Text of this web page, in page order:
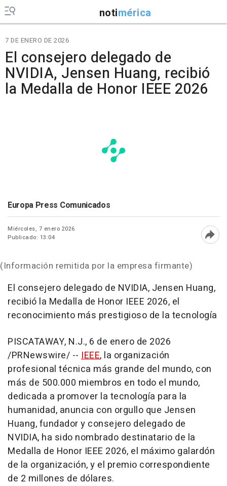
notimérica
7 DE ENERO DE 2026
El consejero delegado de
NVIDIA, Jensen Huang, recibió
la Medalla de Honor IEEE 2026
Europa Press Comunicados
Miércoles, 7 enero 2026
Publicado: 13:04
(Información remitida por la empresa firmante)
El consejero delegado de NVIDIA, Jensen Huang,
recibió la Medalla de Honor IEEE 2026, el
reconocimiento más prestigioso de la tecnología
PISCATAWAY, N.J., 6 de enero de 2026
/PRNewswire/ -- IEEE, la organización
profesional técnica más grande del mundo, con
más de 500.000 miembros en todo el mundo,
dedicada a promover la tecnología para la
humanidad, anuncia con orgullo que Jensen
Huang, fundador y consejero delegado de
NVIDIA, ha sido nombrado destinatario de la
Medalla de Honor IEEE 2026, el máximo galardón
de la organización, y el premio correspondiente
de 2 millones de dólares.